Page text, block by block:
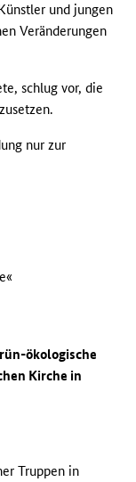
und jungen
Veränderungen
schlug vor, die
nur zur
ökologische
Kirche in
Truppen in